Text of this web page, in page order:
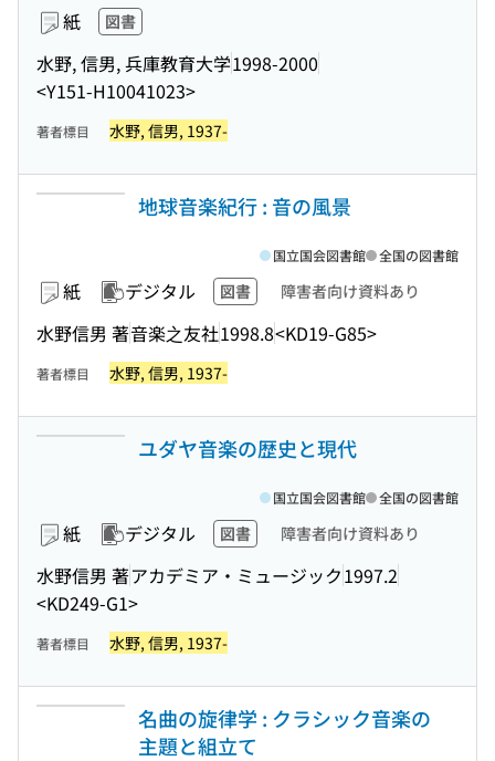
紙 図書
水野, 信男, 兵庫教育大学1998-2000
<Y151-H10041023>
著者標目 水野, 信男, 1937-
地球音楽紀行 : 音の風景
紙 デジタル 図書 障害者向け資料あり
水野信男 著音楽之友社1998.8<KD19-G85>
国立国会図書館 全国の図書館
著者標目 水野, 信男, 1937-
ユダヤ音楽の歴史と現代
紙 デジタル 図書 障害者向け資料あり
水野信男 著アカデミア・ミュージック1997.2
<KD249-G1>
国立国会図書館 全国の図書館
著者標目 水野, 信男, 1937-
名曲の旋律学 : クラシック音楽の
主題と組立て